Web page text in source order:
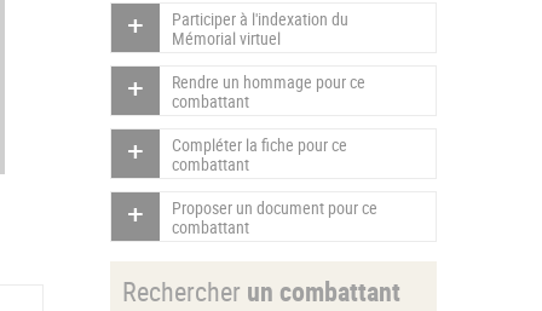
Participer à l'indexation du
Mémorial virtuel
Rendre un hommage pour ce
combattant
Compléter la fiche pour ce
combattant
Proposer un document pour ce
combattant
Rechercher un combattant